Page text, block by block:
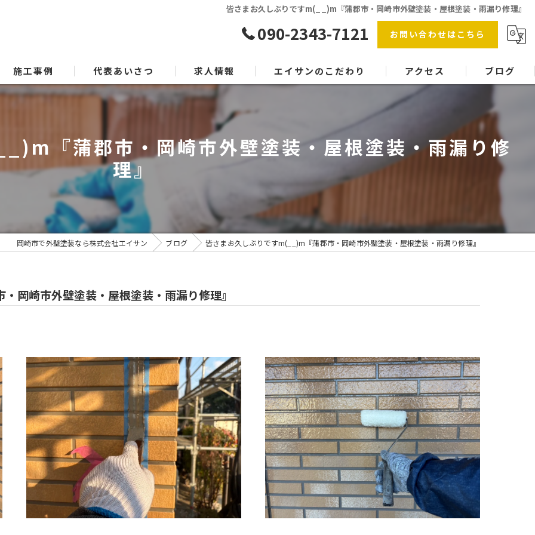
皆さまお久しぶりですm(__)m『蒲郡市・岡崎市外壁塗装・屋根塗装・雨漏り修理』
090-2343-7121 お問い合わせはこちら
施工事例 代表あいさつ 求人情報 エイサンのこだわり
屋根塗装
協力会社
塗料
アクセス ブログ
『蒲郡市・岡崎市外壁塗装・屋根塗装・雨漏り修
理』
岡崎市で外壁塗装なら株式会社エイサン ブログ 皆さまお久しぶりですm(__)m『蒲郡市・岡崎市外壁塗装・屋根塗装・雨漏り修理』
岡崎市外壁塗装・屋根塗装・雨漏り修理』